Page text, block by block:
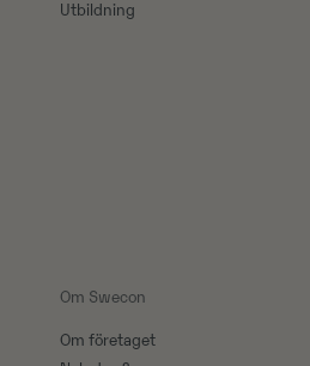
Utbildning
Om Swecon
Om företaget